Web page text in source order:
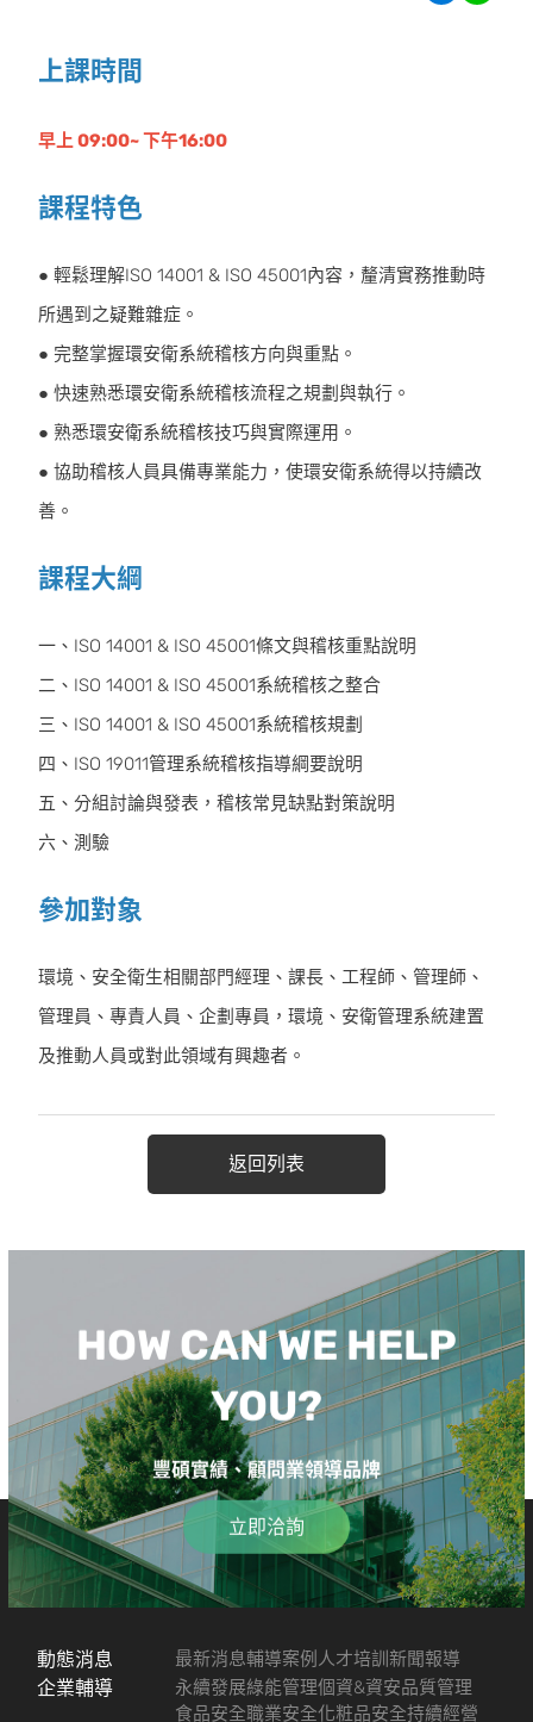
上課時間
早上 09:00~ 下午16:00
課程特色
● 輕鬆理解ISO 14001 & ISO 45001內容，釐清實務推動時
所遇到之疑難雜症。
● 完整掌握環安衛系統稽核方向與重點。
● 快速熟悉環安衛系統稽核流程之規劃與執行。
● 熟悉環安衛系統稽核技巧與實際運用。
● 協助稽核人員具備專業能力，使環安衛系統得以持續改
善。
課程大綱
一、ISO 14001 & ISO 45001條文與稽核重點說明
二、ISO 14001 & ISO 45001系統稽核之整合
三、ISO 14001 & ISO 45001系統稽核規劃
四、ISO 19011管理系統稽核指導綱要說明
五、分組討論與發表，稽核常見缺點對策說明
六、測驗
參加對象
環境、安全衛生相關部門經理、課長、工程師、管理師、
管理員、專責人員、企劃專員，環境、安衛管理系統建置
及推動人員或對此領域有興趣者。
返回列表
HOW CAN WE HELP
YOU?
豐碩實績、顧問業領導品牌
立即洽詢
動態消息 最新消息輔導案例 人才培訓新聞報導
企業輔導 永續發展綠能管理個資&資安品質管理
食品安全職業安全化粧品安全持續經營